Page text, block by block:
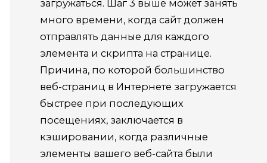
загружаться.
Шаг 3 выше может занять
много времени, когда сайт должен
отправлять данные для каждого
элемента и скрипта на странице.
Причина, по которой большинство
веб-страниц в Интернете загружается
быстрее при последующих
посещениях, заключается в
кэшировании, когда различные
элементы вашего веб-сайта были